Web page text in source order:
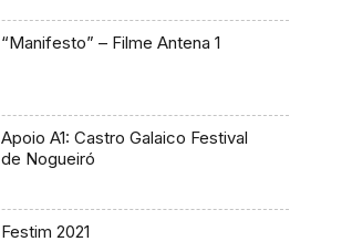
“Manifesto” – Filme Antena 1
Apoio A1: Castro Galaico Festival
de Nogueiró
Festim 2021